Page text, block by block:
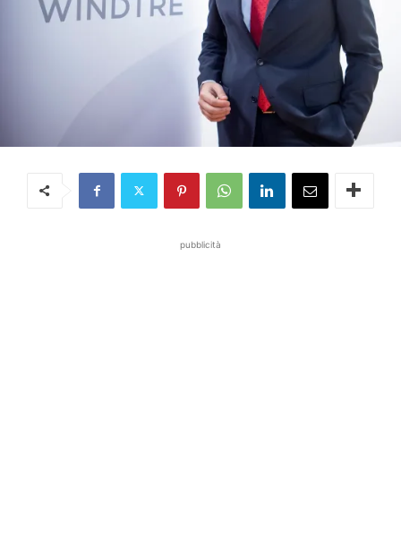
pubblicità